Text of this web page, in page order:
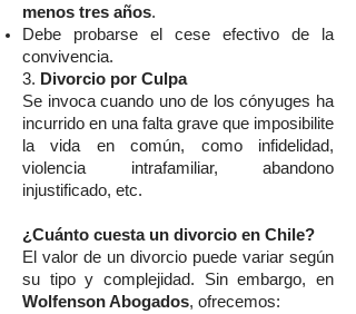
menos tres años.
Debe probarse el cese efectivo de la
convivencia.
3. Divorcio por Culpa
Se invoca cuando uno de los cónyuges ha
incurrido en una falta grave que imposibilite
la vida en común, como infidelidad,
violencia intrafamiliar, abandono
injustificado, etc.
¿Cuánto cuesta un divorcio en Chile?
El valor de un divorcio puede variar según
su tipo y complejidad. Sin embargo, en
Wolfenson Abogados, ofrecemos: